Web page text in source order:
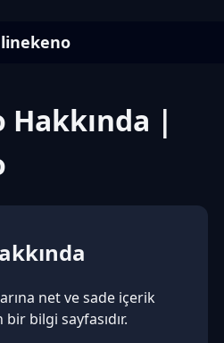
|
net ve sade içerik
bilgi sayfasıdır.